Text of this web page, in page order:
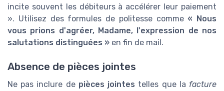
incite souvent les débiteurs à accélérer leur paiement
». Utilisez des formules de politesse comme « Nous
vous prions d'agréer, Madame, l'expression de nos
salutations distinguées » en fin de mail.
Absence de pièces jointes
Ne pas inclure de pièces jointes telles que la facture